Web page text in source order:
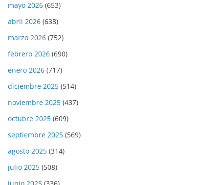
mayo 2026 (653)
abril 2026 (638)
marzo 2026 (752)
febrero 2026 (690)
enero 2026 (717)
diciembre 2025 (514)
noviembre 2025 (437)
octubre 2025 (609)
septiembre 2025 (569)
agosto 2025 (314)
julio 2025 (508)